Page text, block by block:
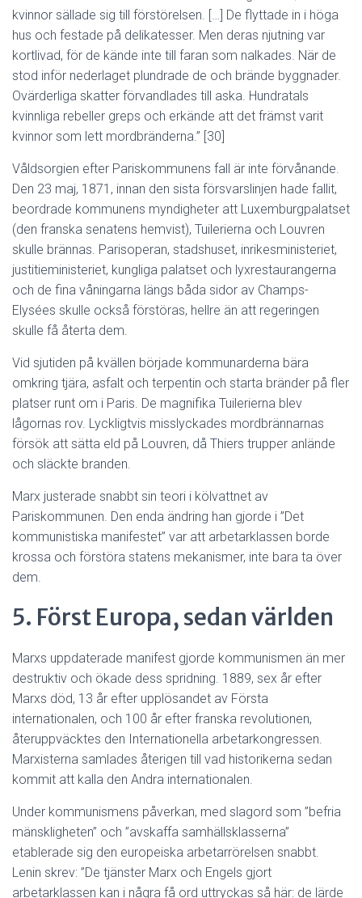
kvinnor sällade sig till förstörelsen. […] De flyttade in i höga
hus och festade på delikatesser. Men deras njutning var
kortlivad, för de kände inte till faran som nalkades. När de
stod inför nederlaget plundrade de och brände byggnader.
Ovärderliga skatter förvandlades till aska. Hundratals
kvinnliga rebeller greps och erkände att det främst varit
kvinnor som lett mordbränderna.” [30]
Våldsorgien efter Pariskommunens fall är inte förvånande.
Den 23 maj, 1871, innan den sista försvarslinjen hade fallit,
beordrade kommunens myndigheter att Luxemburgpalatset
(den franska senatens hemvist), Tuilerierna och Louvren
skulle brännas. Parisoperan, stadshuset, inrikesministeriet,
justitieministeriet, kungliga palatset och lyxrestaurangerna
och de fina våningarna längs båda sidor av Champs-
Elysées skulle också förstöras, hellre än att regeringen
skulle få återta dem.
Vid sjutiden på kvällen började kommunarderna bära
omkring tjära, asfalt och terpentin och starta bränder på fler
platser runt om i Paris. De magnifika Tuilerierna blev
lågornas rov. Lyckligtvis misslyckades mordbrännarnas
försök att sätta eld på Louvren, då Thiers trupper anlände
och släckte branden.
Marx justerade snabbt sin teori i kölvattnet av
Pariskommunen. Den enda ändring han gjorde i ”Det
kommunistiska manifestet” var att arbetarklassen borde
krossa och förstöra statens mekanismer, inte bara ta över
dem.
5. Först Europa, sedan världen
Marxs uppdaterade manifest gjorde kommunismen än mer
destruktiv och ökade dess spridning. 1889, sex år efter
Marxs död, 13 år efter upplösandet av Första
internationalen, och 100 år efter franska revolutionen,
återuppväcktes den Internationella arbetarkongressen.
Marxisterna samlades återigen till vad historikerna sedan
kommit att kalla den Andra internationalen.
Under kommunismens påverkan, med slagord som ”befria
mänskligheten” och ”avskaffa samhällsklasserna”
etablerade sig den europeiska arbetarrörelsen snabbt.
Lenin skrev: ”De tjänster Marx och Engels gjort
arbetarklassen kan i några få ord uttryckas så här: de lärde